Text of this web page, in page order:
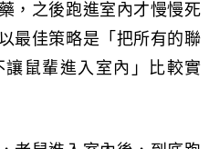
，之後跑進室內才慢慢死
最佳策略是「把所有的聯
鼠輩進入室內」比較實